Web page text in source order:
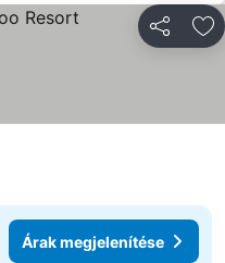
Árak megjelenítése